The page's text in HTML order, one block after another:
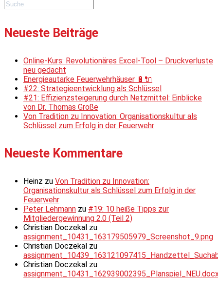
Neueste Beiträge
Online-Kurs: Revolutionäres Excel-Tool – Druckverluste
neu gedacht
Energieautarke Feuerwehrhäuser 🔋🔌
#22: Strategieentwicklung als Schlüssel
#21: Effizienzsteigerung durch Netzmittel: Einblicke
von Dr. Thomas Große
Von Tradition zu Innovation: Organisationskultur als
Schlüssel zum Erfolg in der Feuerwehr
Neueste Kommentare
Heinz zu Von Tradition zu Innovation:
Organisationskultur als Schlüssel zum Erfolg in der
Feuerwehr
Peter Lehmann zu #19: 10 heiße Tipps zur
Mitgliedergewinnung 2.0 (Teil 2)
Christian Doczekal zu
assignment_10431_163179505979_Screenshot_9.png
Christian Doczekal zu
Christian Doczekal zu